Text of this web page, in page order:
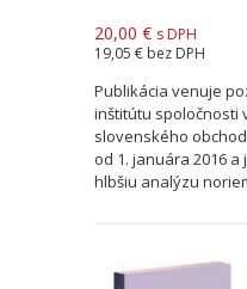
20,00 € s DPH
19,05 € bez DPH
Publikácia venuje
inštitútu spoločnosti
slovenského
od 1. januára 2016
hlbšiu analýzu